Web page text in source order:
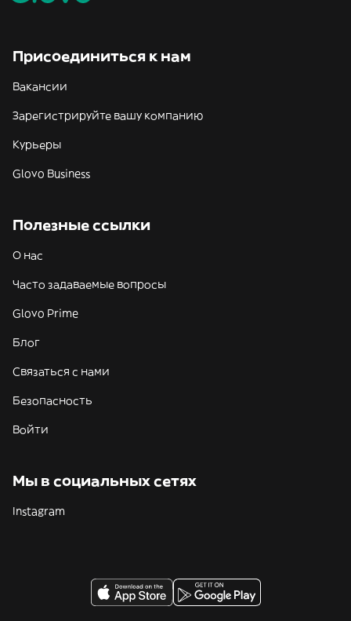
Присоединиться к нам
Вакансии
Зарегистрируйте вашу компанию
Курьеры
Glovo Business
Полезные ссылки
О нас
Часто задаваемые вопросы
Glovo Prime
Блог
Связаться с нами
Безопасность
Войти
Мы в социальных сетях
Instagram